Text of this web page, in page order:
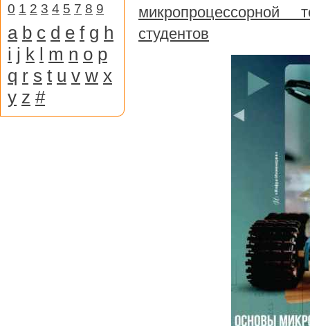
студентов
0 1 2 3 4 5 7 8 9
a b c d e f g h
i j k l m n o p
q r s t u v w x
y z #